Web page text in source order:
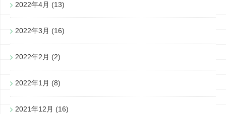
2022年4月 (13)
2022年3月 (16)
2022年2月 (2)
2022年1月 (8)
2021年12月 (16)